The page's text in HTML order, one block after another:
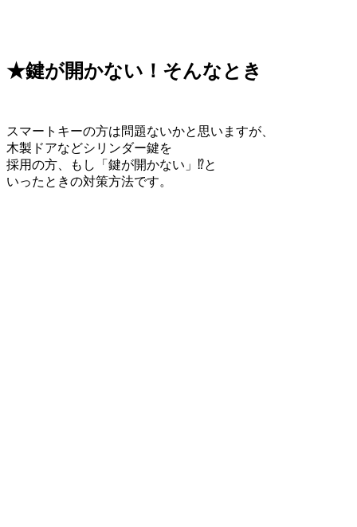
★鍵が開かない！そんなとき
スマートキーの方は問題ないかと思いますが、
木製ドアなどシリンダー鍵を
採用の方、もし「鍵が開かない」⁉と
いったときの対策方法です。